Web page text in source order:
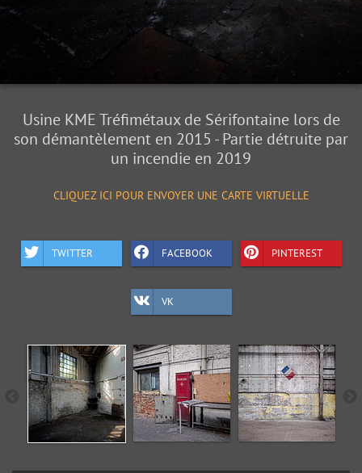
Usine KME Tréfimétaux de Sérifontaine lors de
son démantèlement en 2015 - Partie détruite par
un incendie en 2019
CLIQUEZ ICI POUR ENVOYER UNE CARTE VIRTUELLE
TWITTER FACEBOOK PINTEREST
VK